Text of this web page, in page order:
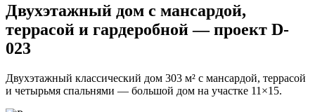
Двухэтажный дом с мансардой,
террасой и гардеробной — проект D-
023
Двухэтажный классический дом 303 м² с мансардой, террасой
и четырьмя спальнями — большой дом на участке 11×15.